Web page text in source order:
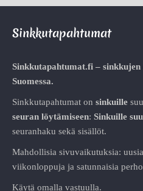
Sinkkutapahtumat
Sinkkutapahtumat.fi –
Suomessa.
Sinkkutapahtumat on sinkuille
seuran löytämiseen: Sinkuille
seuranhaku sekä sisällöt.
Mahdollisia sivuvaikutuksia:
viikonloppuja ja satunnaisia
Käytä omalla vastuulla.